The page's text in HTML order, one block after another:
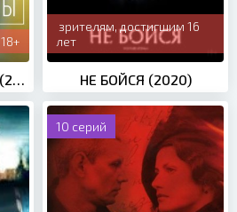
18+
зрителям, достигшим 16
лет
НЕ БОЙСЯ (2020)
10 серий